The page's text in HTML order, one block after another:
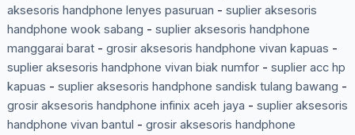
aksesoris handphone lenyes pasuruan - suplier aksesoris
handphone wook sabang - suplier aksesoris handphone
manggarai barat- grosir aksesoris handphone vivan kapuas -
suplier aksesoris handphone vivan biak numfor- suplier acc hp
kapuas - suplier aksesoris handphone sandisk tulang bawang -
grosir aksesoris handphone infinix aceh jaya - suplier aksesoris
handphone vivan bantul - grosir aksesoris handphone